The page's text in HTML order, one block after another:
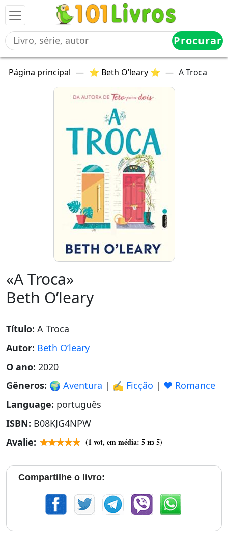
Procurar
Página principal — ⭐ Beth O’leary ⭐ — A Troca
«A Troca»
Beth O’leary
Título: A Troca
Autor: Beth O’leary
O ano: 2020
Gêneros: 🌍 Aventura | ✍️ Ficção | ❤️ Romance
Language: português
ISBN: B08KJG4NPW
Avalie:
(1 vot, em média: 5из 5)
Compartilhe o livro: